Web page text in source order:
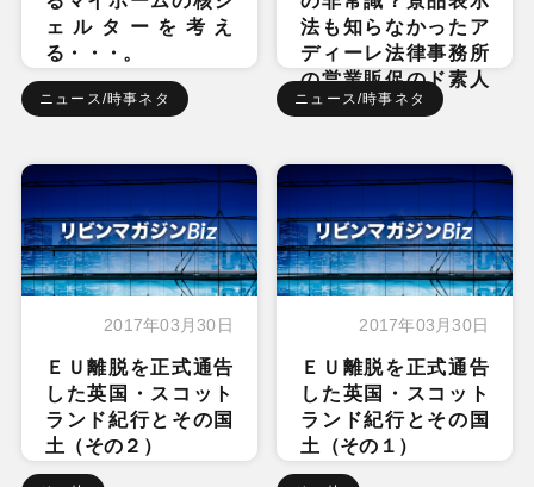
ェルターを考え
る・・・。
ニュース/時事ネタ
法も知らなかったア
ディーレ法律事務所
の営業販促のド素人
ぶり
ニュース/時事ネタ
2017年03月30日
ＥＵ離脱を正式通告
した英国・スコット
ランド紀行とその国
土（その２）
2017年03月30日
ＥＵ離脱を正式通告
した英国・スコット
ランド紀行とその国
土（その１）